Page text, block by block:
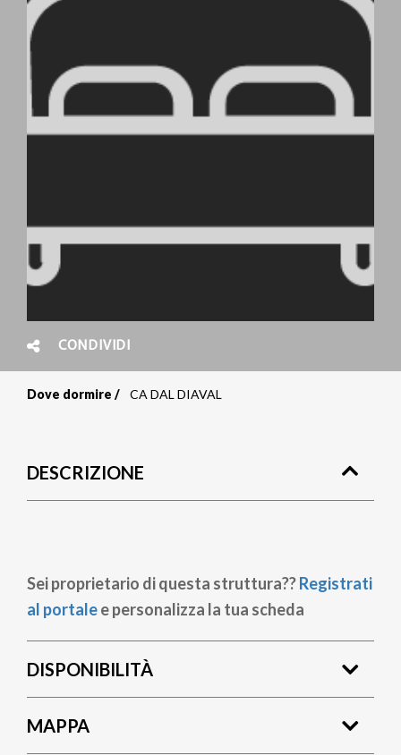
CONDIVIDI
pane
Dove dormire CA DAL DIAVAL
DESCRIZIONE
Sei proprietario di questa struttura??Registrati
al portalee personalizza la tua scheda
DISPONIBILITÀ
MAPPA